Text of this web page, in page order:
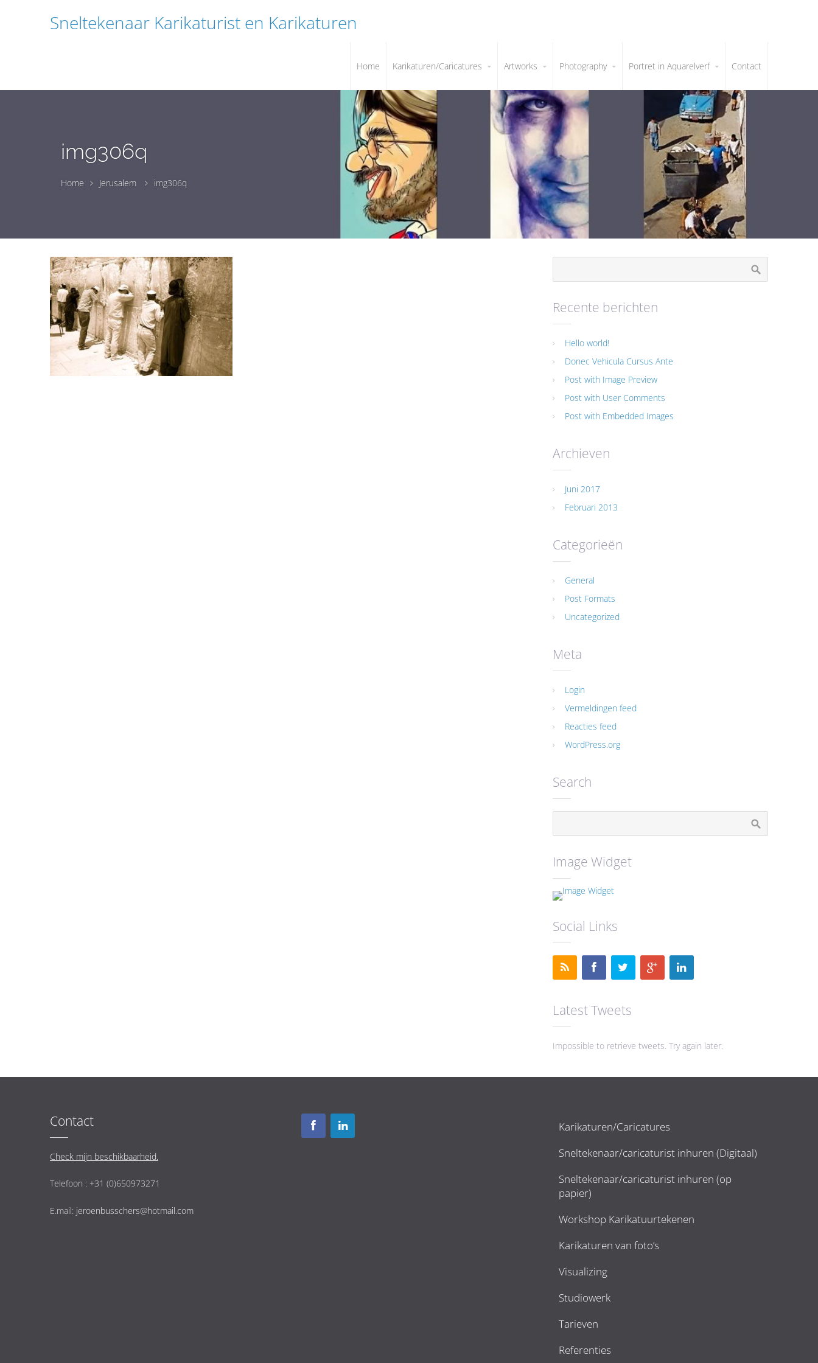
Sneltekenaar Karikaturist en Karikaturen
Home Karikaturen/Caricatures Artworks Photography Portret in Aquarelverf Contact
img306q
Home Jerusalem img306q
Recente berichten
Hello world!
Donec Vehicula Cursus Ante
Post with Image Preview
Post with User Comments
Post with Embedded Images
Archieven
Juni 2017
Februari 2013
Categorieën
General
Post Formats
Uncategorized
Meta
Login
Vermeldingen feed
Reacties feed
WordPress.org
Search
Image Widget
Social Links
Latest Tweets
Impossible to retrieve tweets. Try again later.
Contact
Check mijn beschikbaarheid.
Telefoon : +31 (0)650973271
E.mail: jeroenbusschers@hotmail.com
Karikaturen/Caricatures
Sneltekenaar/caricaturist inhuren (Digitaal)
Sneltekenaar/caricaturist inhuren (op
papier)
Workshop Karikatuurtekenen
Karikaturen van foto’s
Visualizing
Studiowerk
Tarieven
Referenties